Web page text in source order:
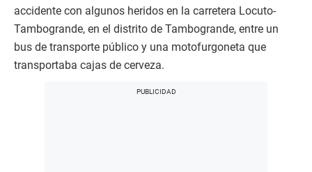
accidente con algunos heridos en la carretera Locuto-
Tambogrande, en el distrito de Tambogrande, entre un
bus de transporte público y una motofurgoneta que
transportaba cajas de cerveza.